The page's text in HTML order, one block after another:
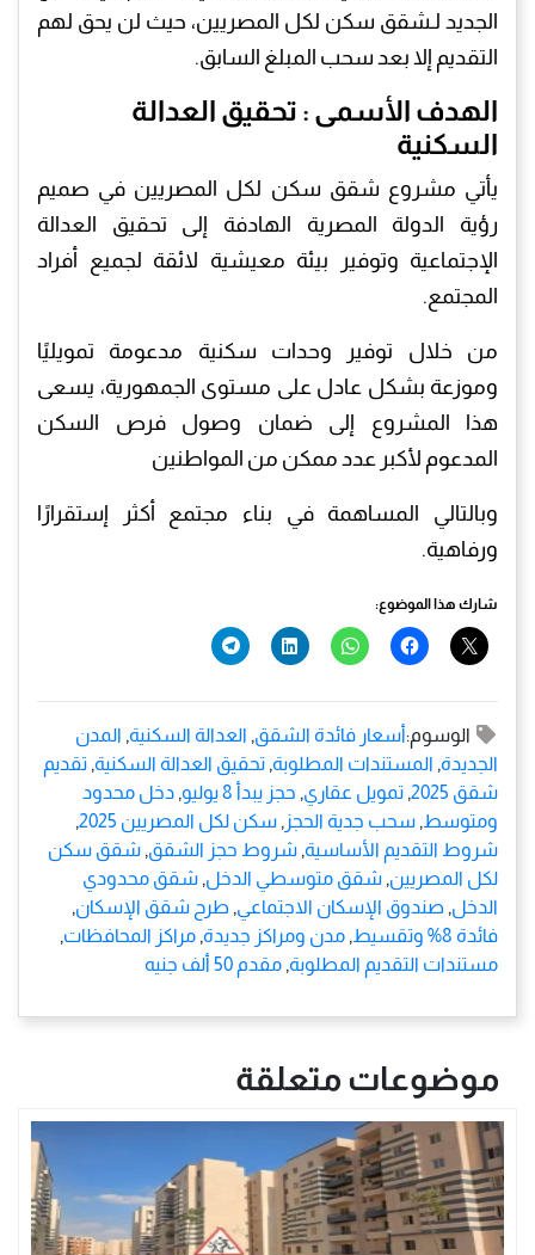
الجديد لـشقق سكن لكل المصريين، حيث لن يحق لهم
التقديم إلا بعد سحب المبلغ السابق.
الهدف الأسمى : تحقيق العدالة
السكنية
يأتي مشروع شقق سكن لكل المصريين في صميم
رؤية الدولة المصرية الهادفة إلى تحقيق العدالة
الإجتماعية وتوفير بيئة معيشية لائقة لجميع أفراد
المجتمع.
من خلال توفير وحدات سكنية مدعومة تمويليًا
وموزعة بشكل عادل على مستوى الجمهورية، يسعى
هذا المشروع إلى ضمان وصول فرص السكن
المدعوم لأكبر عدد ممكن من المواطنين
وبالتالي المساهمة في بناء مجتمع أكثر إستقرارًا
ورفاهية.
شارك هذا الموضوع:
الوسوم:أسعار فائدة الشقق, العدالة السكنية, المدن
الجديدة, المستندات المطلوبة, تحقيق العدالة السكنية, تقديم
شقق 2025
, تمويل عقاري, حجز يبدأ 8 يوليو , دخل محدود
ومتوسط, سحب جدية الحجز , سكن لكل المصريين 2025
,
شروط التقديم الأساسية, شروط حجز الشقق, شقق سكن
لكل المصريين, شقق متوسطي الدخل, شقق محدودي
الدخل, صندوق الإسكان الاجتماعي, طرح شقق الإسكان,
فائدة 8% وتقسيط
, مدن ومراكز جديدة, مراكز المحافظات,
مستندات التقديم المطلوبة, مقدم 50 ألف جنيه
موضوعات متعلقة